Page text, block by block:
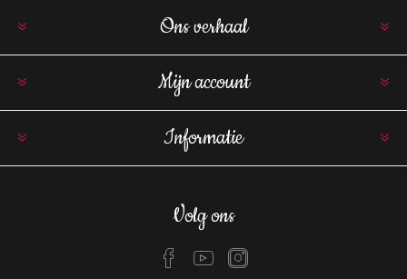
Ons verhaal
Mijn account
Informatie
Volg ons